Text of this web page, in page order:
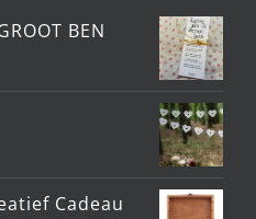
BEN
Cadeau